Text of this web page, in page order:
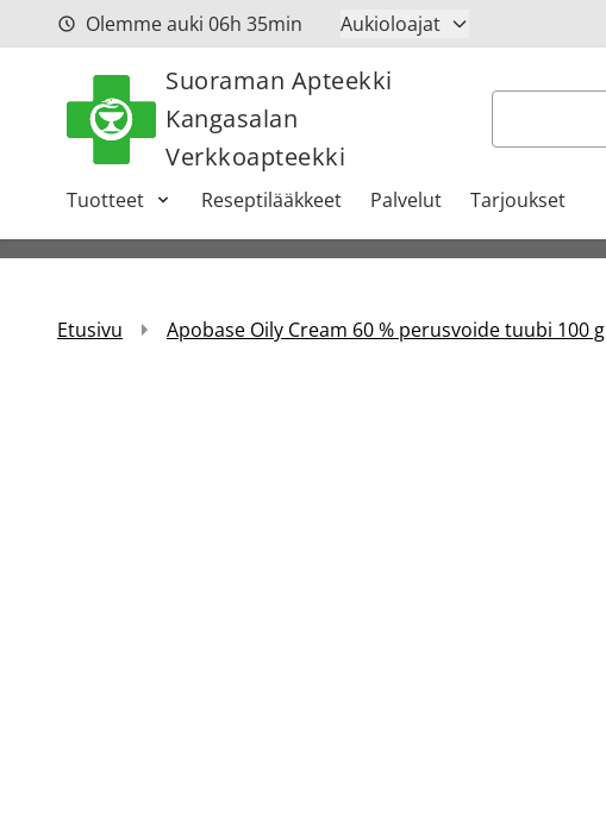
Siirry sisältöönOlemme auki 06h 35min Aukioloajat
Suoraman Apteekki
Kangasalan
Verkkoapteekki
Tuotteet Reseptilääkkeet Palvelut Tarjoukset
Etusivu Apobase Oily Cream 60 % perusvoide tuubi 100 g